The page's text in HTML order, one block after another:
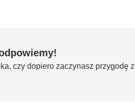
czy dopiero zaczynasz przygodę z